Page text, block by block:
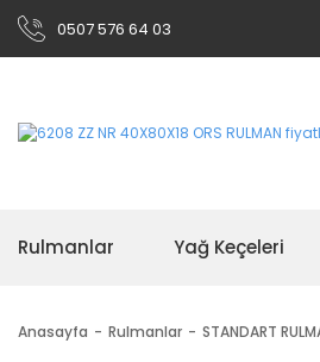
0507 576 64 03
Rulmanlar Yağ Keçeleri
Anasayfa Rulmanlar STANDART